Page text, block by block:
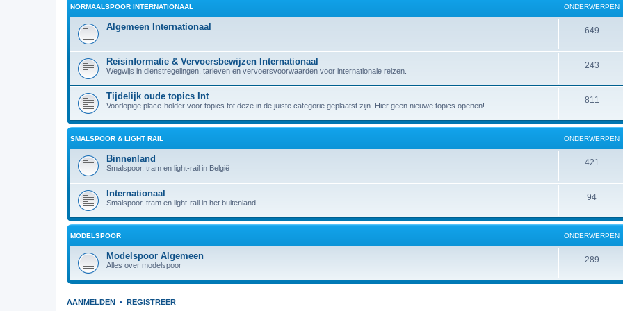
NORMAALSPOOR INTERNATIONAAL ONDERWERPEN
Algemeen Internationaal 649
Reisinformatie & Vervoersbewijzen Internationaal
Wegwijs in dienstregelingen, tarieven en vervoersvoorwaarden voor internationale reizen.
243
Tijdelijk oude topics Int
Voorlopige place-holder voor topics tot deze in de juiste categorie geplaatst zijn. Hier geen nieuwe topics openen!
811
SMALSPOOR & LIGHT RAIL ONDERWERPEN
Binnenland
Smalspoor, tram en light-rail in België
421
Internationaal
Smalspoor, tram en light-rail in het buitenland
94
MODELSPOOR ONDERWERPEN
Modelspoor Algemeen
Alles over modelspoor
289
AANMELDEN • REGISTREER